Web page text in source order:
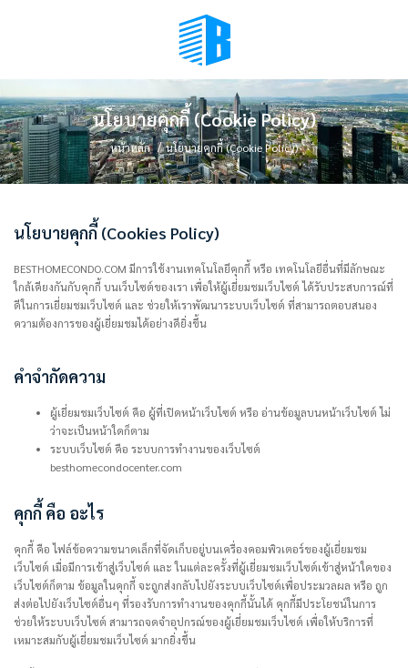
(เลือกมุมมอง)
นโยบายคุกกี้ (Cookie Policy)
หน้าหลัก นโยบายคุกกี้ (Cookie Policy)
นโยบายคุกกี้ (Cookies Policy)
BESTHOMECONDO.COM มีการใช้งานเทคโนโลยีคุกกี้ หรือ เทคโนโลยีอื่นที่มีลักษณะ
ใกล้เคียงกันกับคุกกี้ บนเว็บไซต์ของเรา เพื่อให้ผู้เยี่ยมชมเว็บไซต์ ได้รับประสบการณ์ที่
ดีในการเยี่ยมชมเว็บไซต์ และ ช่วยให้เราพัฒนาระบบเว็บไซต์ ที่สามารถตอบสนอง
ความต้องการของผู้เยี่ยมชมได้อย่างดียิ่งขึ้น
คำจำกัดความ
ผู้เยี่ยมชมเว็บไซต์ คือ ผู้ที่เปิดหน้าเว็บไซต์ หรือ อ่านข้อมูลบนหน้าเว็บไซต์ ไม่
ว่าจะเป็นหน้าใดก็ตาม
ระบบเว็บไซต์ คือ ระบบการทำงานของเว็บไซต์
besthomecondocenter.com
คุกกี้ คือ อะไร
คุกกี้ คือ ไฟล์ข้อความขนาดเล็กที่จัดเก็บอยู่บนเครื่องคอมพิวเตอร์ของผู้เยี่ยมชม
เว็บไซต์ เมื่อมีการเข้าสู่เว็บไซต์ และ ในแต่ละครั้งที่ผู้เยี่ยมชมเว็บไซต์เข้าสู่หน้าใดของ
เว็บไซต์ก็ตาม ข้อมูลในคุกกี้ จะถูกส่งกลับไปยังระบบเว็บไซต์เพื่อประมวลผล หรือ ถูก
ส่งต่อไปยังเว็บไซต์อื่นๆ ที่รองรับการทำงานของคุกกี้นั้นได้ คุกกี้มีประโยชน์ในการ
ช่วยให้ระบบเว็บไซต์ สามารถจดจำอุปกรณ์ของผู้เยี่ยมชมเว็บไซต์ เพื่อให้บริการที่
เหมาะสมกับผู้เยี่ยมชมเว็บไซต์ มากยิ่งขึ้น